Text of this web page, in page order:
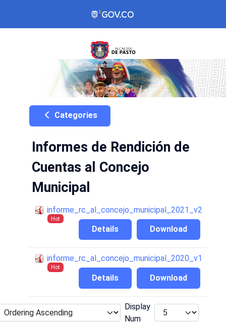
Categories
Informes de Rendición de
Cuentas al Concejo
Municipal
informe_rc_al_concejo_municipal_2021_v2
Hot
Download
Details
informe_rc_al_concejo_municipal_2020_v1
Hot
Download
Details
Display
Num